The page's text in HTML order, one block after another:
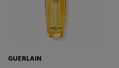
GUERLAIN